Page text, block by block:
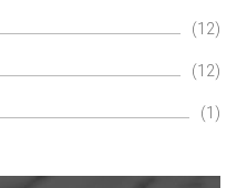
(12)
(12)
(1)